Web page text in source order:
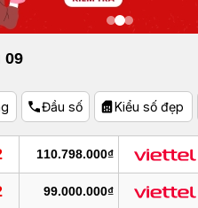
09
Đầu số Kiểu số đẹp
110.798.000₫
99.000.000₫